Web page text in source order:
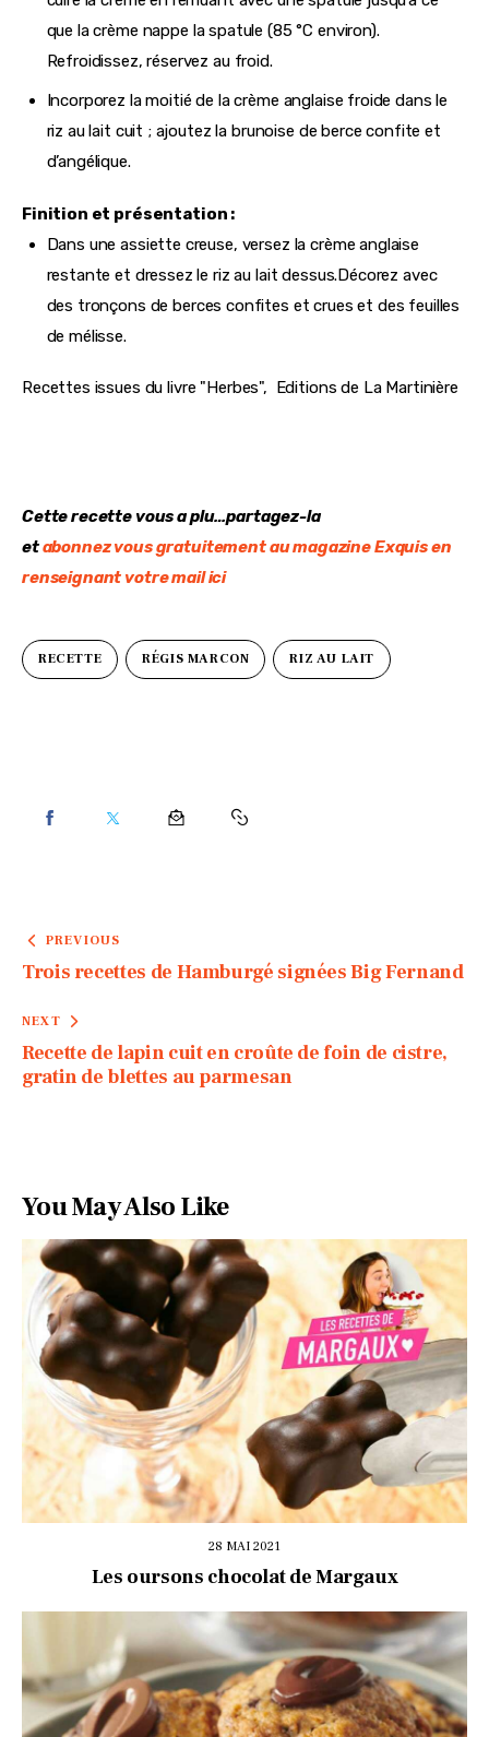
que la crème nappe la spatule (85 °C environ).
Refroidissez, réservez au froid.
Incorporez la moitié de la crème anglaise froide dans le
riz au lait cuit ; ajoutez la brunoise de berce confite et
d’angélique.
Finition et présentation :
Dans une assiette creuse, versez la crème anglaise
restante et dressez le riz au lait dessus.Décorez avec
des tronçons de berces confites et crues et des feuilles
de mélisse.
Recettes issues du livre "Herbes",  Editions de La Martinière
Cette recette vous a plu…partagez-la
et abonnez vous gratuitement au magazine Exquis en
renseignant votre mail ici
RECETTE RÉGIS MARCON RIZ AU LAIT
PREVIOUS
Trois recettes de Hamburgé signées Big Fernand
NEXT
Recette de lapin cuit en croûte de foin de cistre,
gratin de blettes au parmesan
You May Also Like
28 MAI 2021
Les oursons chocolat de Margaux